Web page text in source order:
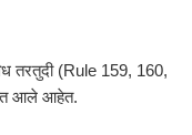
तरतुदी (Rule 159, 160,
आले आहेत.